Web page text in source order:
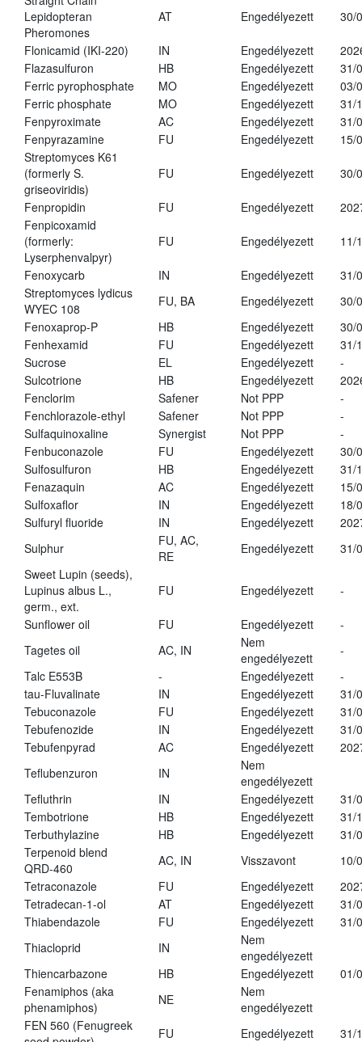
Lepidopteran
Pheromones
AT Engedélyezett 30/
Flonicamid (IKI-220) IN Engedélyezett
Flazasulfuron
HB Engedélyezett
31/
Ferric pyrophosphate
MO Engedélyezett
03/
Ferric phosphate
MO Engedélyezett
31/
Fenpyroximate
AC Engedélyezett
31/
Fenpyrazamine
FU Engedélyezett
15/
Streptomyces K61
(formerly S.
griseoviridis)
FU Engedélyezett 30/
Fenpropidin FU Engedélyezett
Fenpicoxamid
(formerly:
Lyserphenvalpyr)
FU Engedélyezett 11/
Fenoxycarb IN Engedélyezett
31/
Streptomyces lydicus
WYEC 108
FU, BA Engedélyezett
30/
Fenoxaprop-P
HB Engedélyezett
30/
Fenhexamid
FU Engedélyezett
31/
Sucrose
EL Engedélyezett
-
Sulcotrione
HB Engedélyezett
Fenclorim
Safener Not PPP
-
Fenchlorazole-ethyl
Safener Not PPP
-
Sulfaquinoxaline
Synergist Not PPP
-
Fenbuconazole
FU Engedélyezett
30/
Sulfosulfuron
HB Engedélyezett
31/
Fenazaquin
AC Engedélyezett
15/
Sulfoxaflor
IN Engedélyezett
18/
Sulfuryl fluoride
IN Engedélyezett
Sulphur
FU, AC,
RE
Engedélyezett
31/
Sweet Lupin (seeds),
Lupinus albus L.,
germ., ext.
FU Engedélyezett -
Sunflower oil FU Engedélyezett
-
Tagetes oil
AC, IN
Nem
engedélyezett
-
Talc E553B
- Engedélyezett
-
tau-Fluvalinate
IN Engedélyezett
31/
Tebuconazole
FU Engedélyezett
31/
Tebufenozide
IN Engedélyezett
31/
Tebufenpyrad
AC Engedélyezett
Teflubenzuron
IN
Nem
engedélyezett
Tefluthrin
IN Engedélyezett
31/
Tembotrione
HB Engedélyezett
31/
Terbuthylazine
HB Engedélyezett
31/
Terpenoid blend
QRD-460
AC, IN Visszavont
10/
Tetraconazole
FU Engedélyezett
Tetradecan-1-ol
AT Engedélyezett
31/
Thiabendazole
FU Engedélyezett
31/
Thiacloprid
IN
Nem
engedélyezett
Thiencarbazone
HB Engedélyezett
01/
Fenamiphos (aka
phenamiphos)
NE
Nem
engedélyezett
FEN 560 (Fenugreek
FU Engedélyezett 31/